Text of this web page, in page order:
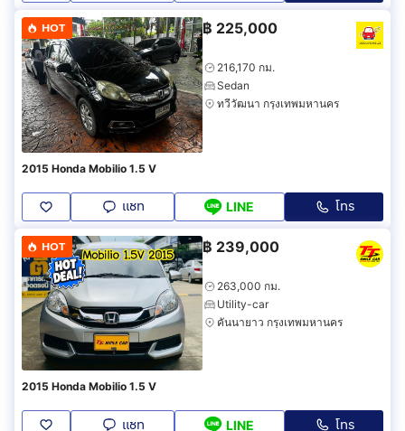
HOT ฿ 225,000
216,170 กม.
Sedan
ทวีวัฒนา กรุงเทพมหานคร
2015 Honda Mobilio 1.5 V
แชท LINE โทร
HOT ฿ 239,000
263,000 กม.
Utility-car
คันนายาว กรุงเทพมหานคร
2015 Honda Mobilio 1.5 V
แชท LINE โทร